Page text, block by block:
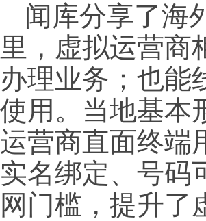
闻库分享了海
里，虚拟运营商
办理业务；也能
使用。当地基本
运营商直面终端
实名绑定、号码
网门槛，提升了